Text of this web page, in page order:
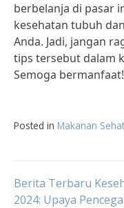
berbelanja di pasar
kesehatan tubuh
Anda. Jadi, jangan
tips tersebut dalam
Semoga bermanfaat!
Posted in Makanan Sehat
Post
Berita Terbaru
2024: Upaya